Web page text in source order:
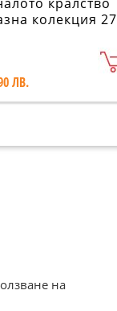
колекция 27
ЛВ.
на